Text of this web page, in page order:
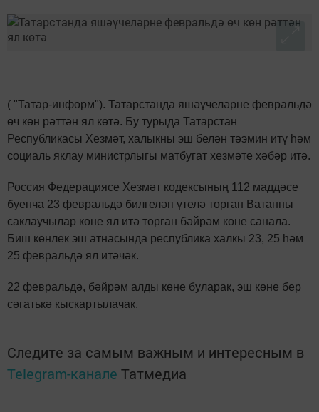
( "Татар-информ"). Татарстанда яшәүчеләрне февральдә
өч көн рәттән ял көтә. Бу турыда Татарстан
Республикасы Хезмәт, халыкны эш белән тәэмин итү һәм
социаль яклау министрлыгы матбугат хезмәте хәбәр итә.
Россия Федерациясе Хезмәт кодексының 112 маддәсе
буенча 23 февральдә билгеләп үтелә торган Ватанны
саклаучылар көне ял итә торган бәйрәм көне санала.
Биш көнлек эш атнасында республика халкы 23, 25 һәм
25 февральдә ял итәчәк.
22 февральдә, бәйрәм алды көне буларак, эш көне бер
сәгатькә кыскартылачак.
Следите за самым важным и интересным в
Telegram-канале Татмедиа